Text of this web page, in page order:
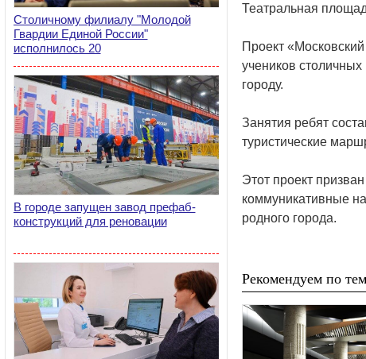
Столичному филиалу "Молодой
Гвардии Единой России"
исполнилось 20
В городе запущен завод префаб-
конструкций для реновации
Театральная
Проект
учеников
городу.
Занятия ребят
туристические
Этот проект
коммуникативные
родного города.
Рекомендуем по